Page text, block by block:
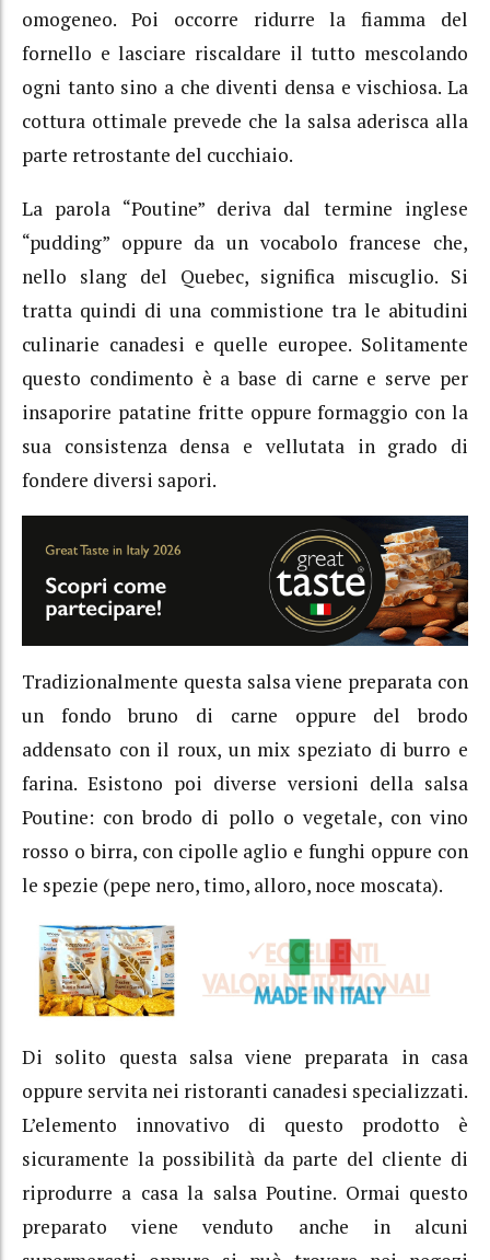
omogeneo. Poi occorre ridurre la fiamma del
fornello e lasciare riscaldare il tutto mescolando
ogni tanto sino a che diventi densa e vischiosa. La
cottura ottimale prevede che la salsa aderisca alla
parte retrostante del cucchiaio.
La parola “Poutine” deriva dal termine inglese
“pudding” oppure da un vocabolo francese che,
nello slang del Quebec, significa miscuglio. Si
tratta quindi di una commistione tra le abitudini
culinarie canadesi e quelle europee. Solitamente
questo condimento è a base di carne e serve per
insaporire patatine fritte oppure formaggio con la
sua consistenza densa e vellutata in grado di
fondere diversi sapori.
Tradizionalmente questa salsa viene preparata con
un fondo bruno di carne oppure del brodo
addensato con il roux, un mix speziato di burro e
farina. Esistono poi diverse versioni della salsa
Poutine: con brodo di pollo o vegetale, con vino
rosso o birra, con cipolle aglio e funghi oppure con
le spezie (pepe nero, timo, alloro, noce moscata).
Di solito questa salsa viene preparata in casa
oppure servita nei ristoranti canadesi specializzati.
L’elemento innovativo di questo prodotto è
sicuramente la possibilità da parte del cliente di
riprodurre a casa la salsa Poutine. Ormai questo
preparato viene venduto anche in alcuni